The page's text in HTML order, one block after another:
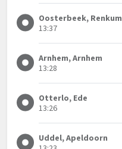
Oosterbeek, Renkum
13:37
Arnhem, Arnhem
13:28
Otterlo, Ede
13:26
Uddel, Apeldoorn